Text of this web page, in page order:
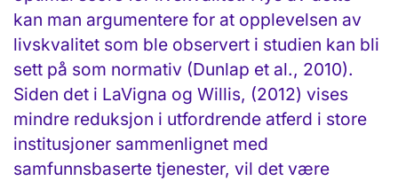
kan man argumentere for at opplevelsen av
livskvalitet som ble observert i studien kan bli
sett på som normativ (Dunlap et al., 2010).
Siden det i LaVigna og Willis, (2012) vises
mindre reduksjon i utfordrende atferd i store
institusjoner sammenlignet med
samfunnsbaserte tjenester, vil det være